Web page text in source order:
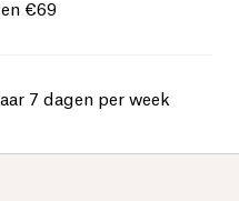
€69
7 dagen per week